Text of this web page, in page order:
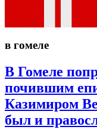
в гомеле
В Гомеле
почившим
Казимиром
был и